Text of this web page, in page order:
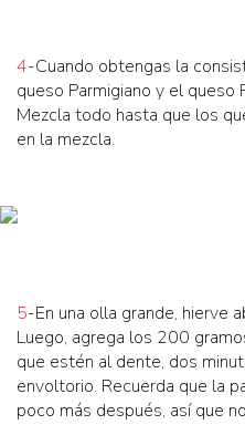
4-Cuando obtengas la
queso Parmigiano y el queso
Mezcla todo hasta que los
en la mezcla.
5-En una olla grande, hierve
Luego, agrega los 200
que estén al dente, dos
envoltorio. Recuerda que la
poco más después, así que